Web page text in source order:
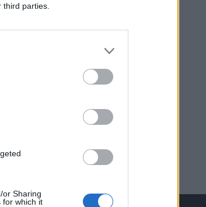
parties.
or Sharing
for which it